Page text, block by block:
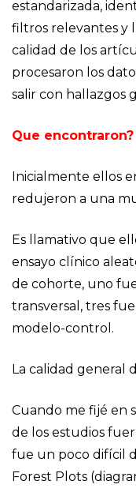
estandarizada,
filtros relevantes y
calidad de los
procesaron los
salir con hallazgos
Que encontraron?
Inicialmente ellos
redujeron a una
Es llamativo que
ensayo clínico
de cohorte, uno
transversal, tres
modelo-control.
La calidad general
Cuando me fijé en
de los estudios
fue un poco difícil
Forest Plots